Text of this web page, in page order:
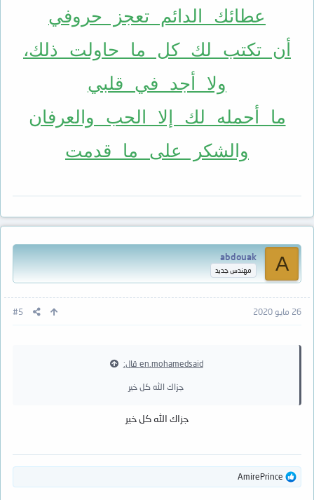
عطائك الدائم تعجز حروفي
أن تكتب لك كل ما حاولت ذلك،
ولا أجد في قلبي
ما أحمله لك إلا الحب والعرفان
والشكر على ما قدمت
A
abdouak
مهندس جديد
26 مايو 2020 #5
en.mohamedsaid قال:
جزاك الله كل خير
جزاك الله كل خير
ا
ل
AmirePrince